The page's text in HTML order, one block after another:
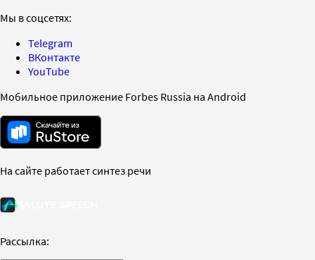
Мы в соцсетях:
Telegram
ВКонтакте
YouTube
Мобильное приложение Forbes Russia на Android
На сайте работает синтез речи
Рассылка: